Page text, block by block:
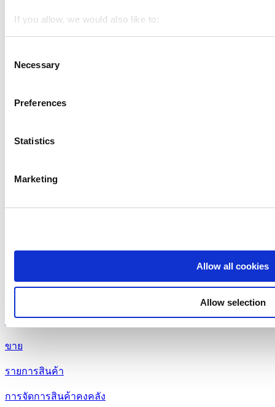
If you allow, we would also like to:
Collect information about your geographical location
Identify your device by actively scanning it for
section
traffic. We also share information about your use of our site
"OK" button.
Selection
Necessary
Preferences
Statistics
Marketing
Allow all cookies
Allow selection
รายงาน
การชำระเงิน
ระบบขายหน้าร้านฟรีสำหรับธุรกิจขนาดเล็ก จัดการการขาย
มาเริ่มต้นกัน
ขาย
รายการสินค้า
การจัดการสินค้าคงคลัง